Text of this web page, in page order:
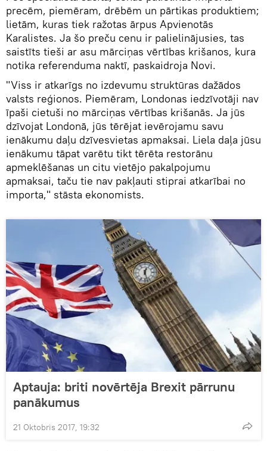
precēm, piemēram, drēbēm un pārtikas produktiem;
lietām, kuras tiek ražotas ārpus Apvienotās
Karalistes. Ja šo preču cenu ir palielinājusies, tas
saistīts tieši ar asu mārciņas vērtības krišanos, kura
notika referenduma naktī, paskaidroja Novi.
"Viss ir atkarīgs no izdevumu struktūras dažādos
valsts reģionos. Piemēram, Londonas iedzīvotāji nav
īpaši cietuši no mārciņas vērtības krišanās. Ja jūs
dzīvojat Londonā, jūs tērējat ievērojamu savu
ienākumu daļu dzīvesvietas apmaksai. Liela daļa jūsu
ienākumu tāpat varētu tikt tērēta restorānu
apmeklēšanas un citu vietējo pakalpojumu
apmaksai, taču tie nav pakļauti stiprai atkarībai no
importa," stāsta ekonomists.
Aptauja: briti novērtēja Brexit pārrunu
panākumus
21 Oktobris 2017, 19:32